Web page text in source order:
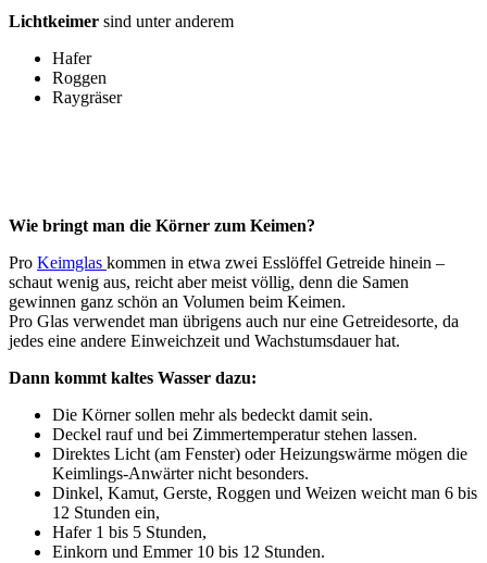
Lichtkeimer sind unter anderem
Hafer
Roggen
Raygräser
Wie bringt man die Körner zum Keimen?
Pro Keimglas kommen in etwa zwei Esslöffel Getreide hinein –
schaut wenig aus, reicht aber meist völlig, denn die Samen
gewinnen ganz schön an Volumen beim Keimen.
Pro Glas verwendet man übrigens auch nur eine Getreidesorte, da
jedes eine andere Einweichzeit und Wachstumsdauer hat.
Dann kommt kaltes Wasser dazu:
Die Körner sollen mehr als bedeckt damit sein.
Deckel rauf und bei Zimmertemperatur stehen lassen.
Direktes Licht (am Fenster) oder Heizungswärme mögen die
Keimlings-Anwärter nicht besonders.
Dinkel, Kamut, Gerste, Roggen und Weizen weicht man 6 bis
12 Stunden ein,
Hafer 1 bis 5 Stunden,
Einkorn und Emmer 10 bis 12 Stunden.